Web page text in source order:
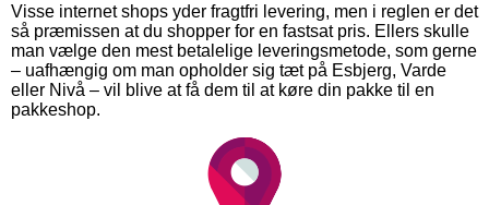
Visse internet shops yder fragtfri levering, men i reglen er det
så præmissen at du shopper for en fastsat pris. Ellers skulle
man vælge den mest betalelige leveringsmetode, som gerne
– uafhængig om man opholder sig tæt på Esbjerg, Varde
eller Nivå – vil blive at få dem til at køre din pakke til en
pakkeshop.